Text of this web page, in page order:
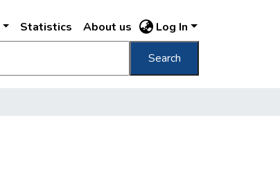
Statistics About us Log In
Search